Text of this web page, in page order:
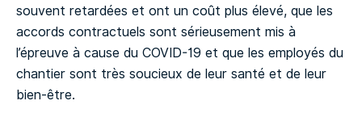
souvent retardées et ont un coût plus élevé, que les
accords contractuels sont sérieusement mis à
l’épreuve à cause du COVID-19 et que les employés du
chantier sont très soucieux de leur santé et de leur
bien-être.